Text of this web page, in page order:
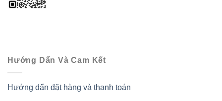
Hướng Dẩn Và Cam Kết
Hướng dẩn đặt hàng và thanh toán